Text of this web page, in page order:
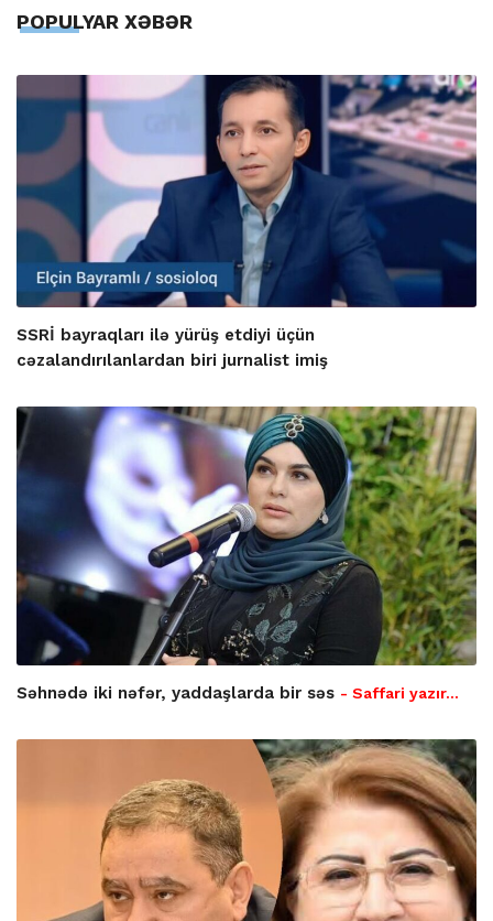
POPULYAR XƏBƏR
SSRİ bayraqları ilə yürüş etdiyi üçün
cəzalandırılanlardan biri jurnalist imiş
Səhnədə iki nəfər, yaddaşlarda bir səs - Saffari yazır…